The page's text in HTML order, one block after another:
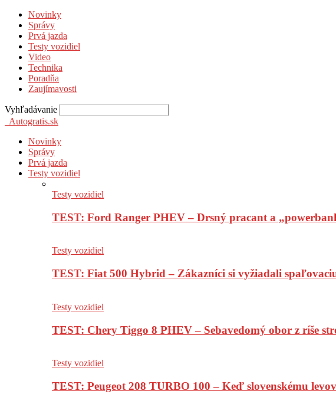
Novinky
Správy
Prvá jazda
Testy vozidiel
Video
Technika
Poradňa
Zaujímavosti
Vyhľadávanie
Autogratis.sk
Novinky
Správy
Prvá jazda
Testy vozidiel
Testy vozidiel
TEST: Ford Ranger PHEV – Drsný pracant a
Testy vozidiel
TEST: Fiat 500 Hybrid – Zákazníci si vyžiadali
Testy vozidiel
TEST: Chery Tiggo 8 PHEV – Sebavedomý obor z ríše
Testy vozidiel
TEST: Peugeot 208 TURBO 100 – Keď slovenskému